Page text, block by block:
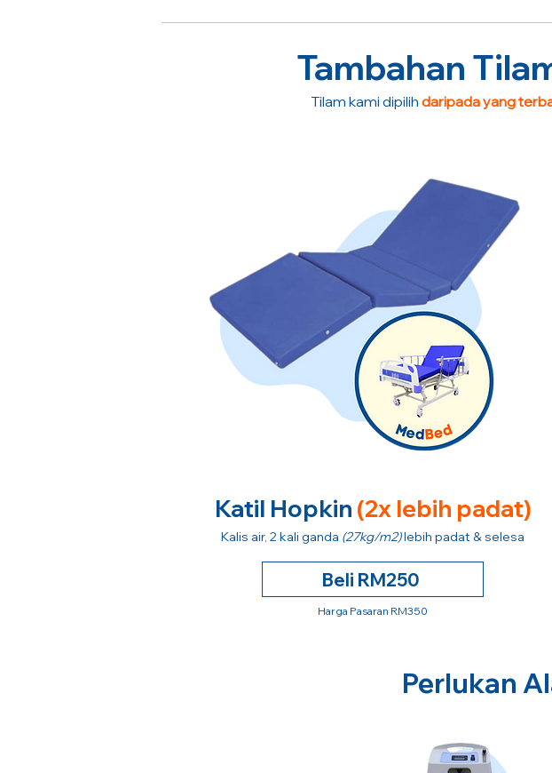
Tambahan
Tilam kami dipilih daripada yang
Katil Hopkin (2x lebih padat)
Kalis air, 2 kali ganda (27kg/m2)lebih padat & selesa
Beli RM250
Harga Pasaran RM350
Perlukan